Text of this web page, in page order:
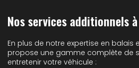
Nos services additionnels
En plus de notre expertise en balais
propose une gamme complète de
entretenir votre véhicule :